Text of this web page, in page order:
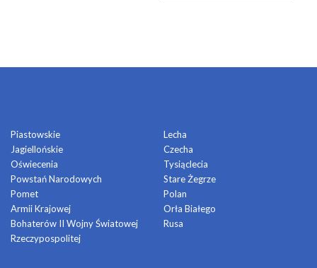
Piastowskie
Jagiellońskie
Oświecenia
Powstań Narodowych
Pomet
Armii Krajowej
Bohaterów II Wojny Światowej
Rzeczypospolitej
Lecha
Czecha
Tysiąclecia
Stare Żegrze
Polan
Orła Białego
Rusa